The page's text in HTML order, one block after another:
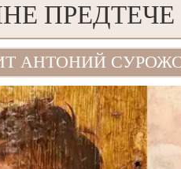
ПРЕДТЕЧЕ
АНТОНИЙ